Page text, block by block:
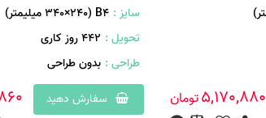
5,170,880تومان
سایز : B۴ (۳۴۰×۲۴۰ میلیمتر)
تحویل : 442 روز کاری
طراحی : بدون طراحی
سفارش دهید